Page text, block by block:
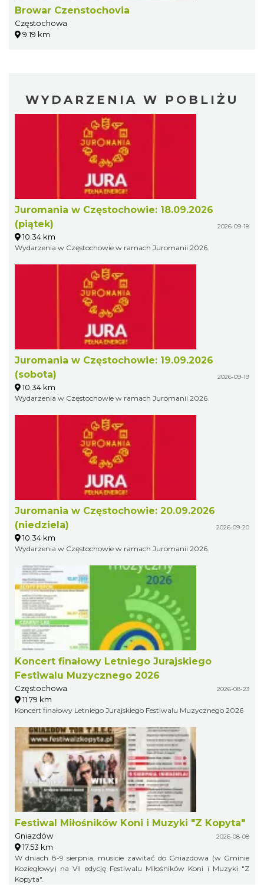
Browar Czenstochovia
Częstochowa
9.19 km
WYDARZENIA W POBLIŻU
Juromania w Częstochowie: 18.09.2026
(piątek)
2026-09-18
10.34 km
Wydarzenia w Częstochowie w ramach Juromanii 2026.
Juromania w Częstochowie: 19.09.2026
(sobota)
2026-09-19
10.34 km
Wydarzenia w Częstochowie w ramach Juromanii 2026.
Juromania w Częstochowie: 20.09.2026
(niedziela)
2026-09-20
10.34 km
Wydarzenia w Częstochowie w ramach Juromanii 2026.
Koncert finałowy Letniego Jurajskiego
Festiwalu Muzycznego 2026
Częstochowa 2026-08-23
11.79 km
Koncert finałowy Letniego Jurajskiego Festiwalu Muzycznego 2026
Festiwal Miłośników Koni i Muzyki "Z Kopyta"
Gniazdów 2026-08-08
17.53 km
W dniach 8-9 sierpnia, musicie zawitać do Gniazdowa (w Gminie
Koziegłowy) na VII edycję Festiwalu Miłośników Koni i Muzyki "Z
Kopyta".